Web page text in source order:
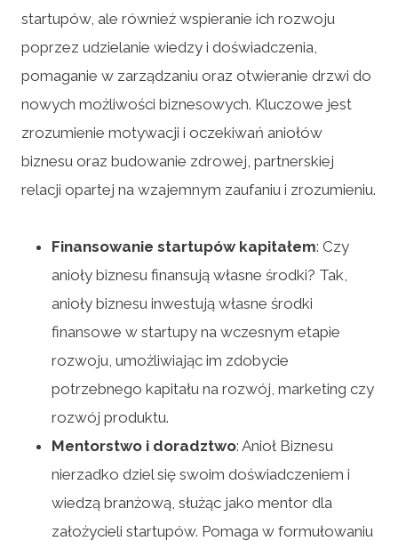
startupów, ale również wspieranie ich rozwoju
poprzez udzielanie wiedzy i doświadczenia,
pomaganie w zarządzaniu oraz otwieranie drzwi do
nowych możliwości biznesowych. Kluczowe jest
zrozumienie motywacji i oczekiwań aniołów
biznesu oraz budowanie zdrowej, partnerskiej
relacji opartej na wzajemnym zaufaniu i zrozumieniu.
Finansowanie startupów kapitałem: Czy
anioły biznesu finansują własne środki? Tak,
anioły biznesu inwestują własne środki
finansowe w startupy na wczesnym etapie
rozwoju, umożliwiając im zdobycie
potrzebnego kapitału na rozwój, marketing czy
rozwój produktu.
Mentorstwo i doradztwo: Anioł Biznesu
nierzadko dziel się swoim doświadczeniem i
wiedzą branżową, służąc jako mentor dla
założycieli startupów. Pomaga w formułowaniu